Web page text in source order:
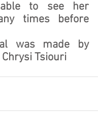
to see her
times before
was made by
Tsiouri